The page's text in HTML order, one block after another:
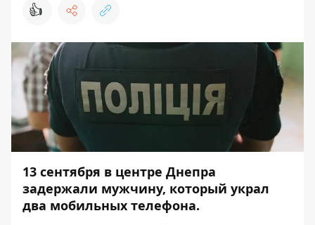
👍
13 сентября в центре Днепра
задержали мужчину, который украл
два мобильных телефона.